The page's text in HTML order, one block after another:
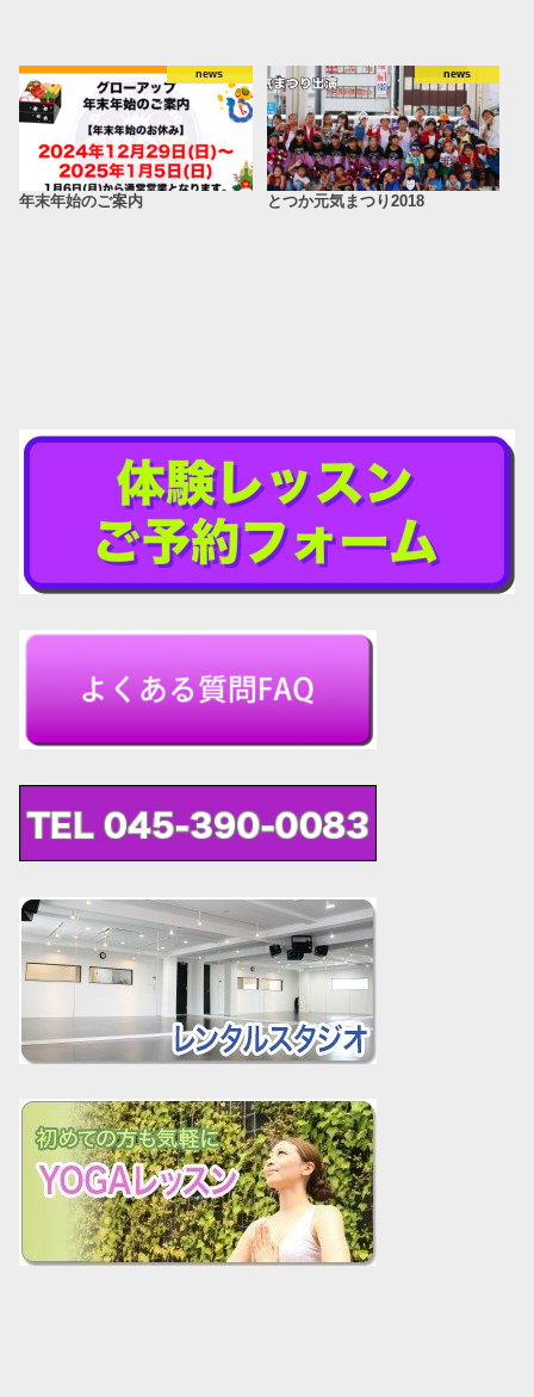
news
年末年始のご案内
news
とつか元気まつり2018